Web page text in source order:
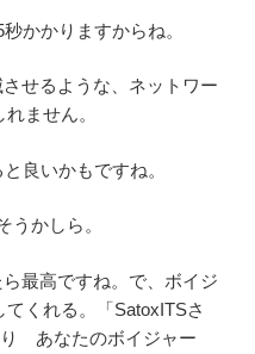
かかりますからね。
せるような、ネットワー
ません。
良いかもですね。
うかしら。
最高ですね。で、ボイジ
くれる。「SatoxITSさ
あなたのボイジャー